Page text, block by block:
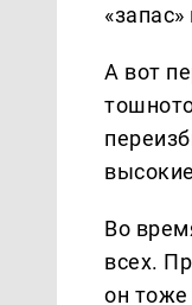
А вот
Во
всех.
он тоже